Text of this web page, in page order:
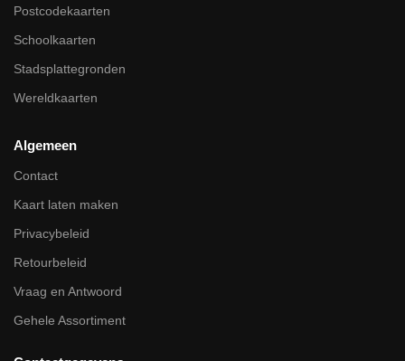
Postcodekaarten
Schoolkaarten
Stadsplattegronden
Wereldkaarten
Algemeen
Contact
Kaart laten maken
Privacybeleid
Retourbeleid
Vraag en Antwoord
Gehele Assortiment